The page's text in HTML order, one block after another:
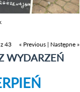
43
« Previous | Następne »
WYDARZEŃ
do